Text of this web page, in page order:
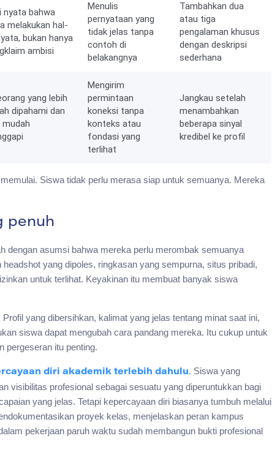
nyata bahwa
melakukan hal-
bukan hanya
ambisi
Menulis
pernyataan yang
tidak jelas tanpa
contoh di
belakangnya
Tambahkan dua
atau tiga
pengalaman khusus
dengan deskripsi
sederhana
yang lebih
dipahami dan
mudah
Mengirim
permintaan
koneksi tanpa
konteks atau
fondasi yang
terlihat
Jangkau setelah
menambahkan
beberapa sinyal
kredibel ke profil
Siswa tidak perlu merasa siap untuk semuanya. Mereka
penuh
dengan asumsi bahwa mereka perlu merombak semuanya
yang dipoles, ringkasan yang sempurna, situs pribadi,
untuk terlihat. Keyakinan itu membuat banyak siswa
yang dibersihkan, kalimat yang jelas tentang minat saat ini,
siswa dapat mengubah cara pandang mereka. Itu cukup untuk
pergeseran itu penting.
diri akademik terlebih dahulu. Siswa yang
visibilitas profesional sebagai sesuatu yang diperuntukkan bagi
yang jelas. Tetapi kepercayaan diri biasanya tumbuh melalui
proyek kelas, menjelaskan peran kampus
pekerjaan paruh waktu sudah membangun bukti profesional